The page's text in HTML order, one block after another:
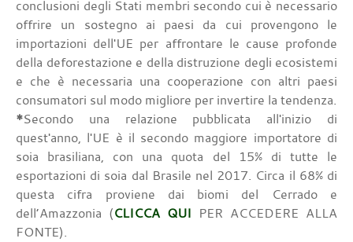
conclusioni degli Stati membri secondo cui è necessario
offrire un sostegno ai paesi da cui provengono le
importazioni dell'UE per affrontare le cause profonde
della deforestazione e della distruzione degli ecosistemi
e che è necessaria una cooperazione con altri paesi
consumatori sul modo migliore per invertire la tendenza.
*Secondo una relazione pubblicata all'inizio di
quest'anno, l'UE è il secondo maggiore importatore di
soia brasiliana, con una quota del 15% di tutte le
esportazioni di soia dal Brasile nel 2017. Circa il 68% di
questa cifra proviene dai biomi del Cerrado e
dell’Amazzonia (CLICCA QUI PER ACCEDERE ALLA
FONTE).